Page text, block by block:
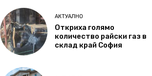
АКТУАЛНО
Откриха голямо
количество райски газ в
склад край София